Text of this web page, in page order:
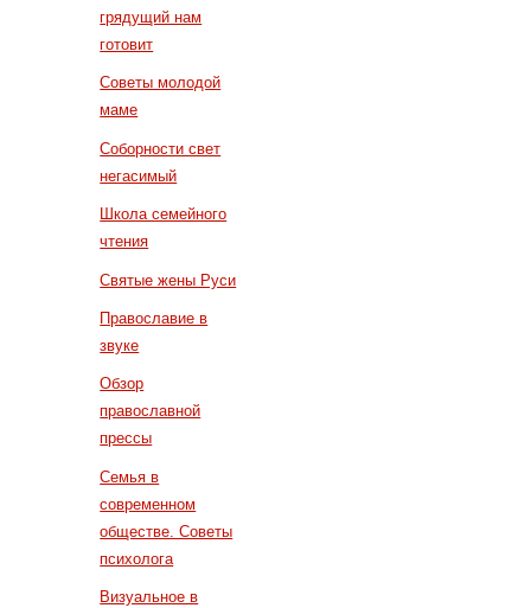
грядущий нам
готовит
Советы молодой
маме
Соборности свет
негасимый
Школа семейного
чтения
Святые жены Руси
Православие в
звуке
Обзор
православной
прессы
Семья в
современном
обществе. Советы
психолога
Визуальное в